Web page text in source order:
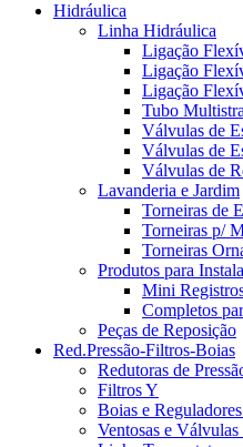
Hidráulica
Linha Hidráulica
Ligação
Ligação
Ligação
Tubo
Válvulas de
Válvulas de
Válvulas de
Lavanderia e Jardim
Torneiras de
Torneiras p/
Torneiras
Produtos para
Mini
Completos
Peças de Reposição
Red.Pressão-Filtros-Boias
Redutoras de
Filtros Y
Boias e
Ventosas e Válvulas